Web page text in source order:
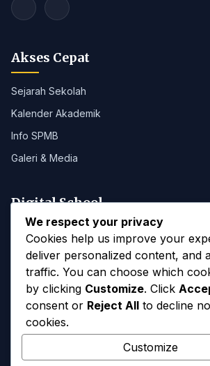
Akses Cepat
Sejarah Sekolah
Kalender Akademik
Info SPMB
Galeri & Media
Digital School
Portal SMANAB
Kontak
Jl. Majapahit, Blahkiuh, Kec.
80352
We respect your privacy
Cookies help us improve your
deliver personalized content, and
traffic. You can choose which
by clicking Customize. Click
consent or Reject All to decline
cookies.
Customize